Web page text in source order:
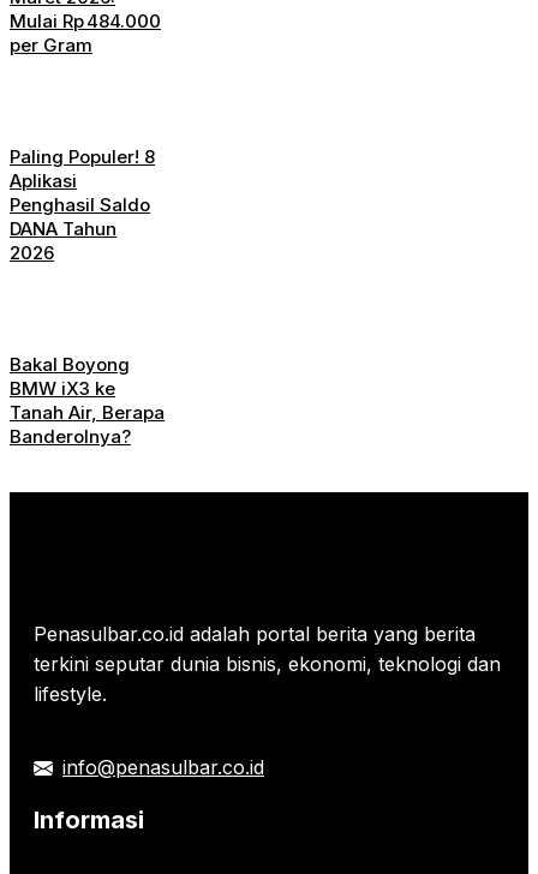
Mulai Rp 484.000
per Gram
Paling Populer! 8
Aplikasi
Penghasil Saldo
DANA Tahun
2026
Bakal Boyong
BMW iX3 ke
Tanah Air, Berapa
Banderolnya?
Penasulbar.co.id adalah portal berita yang berita
terkini seputar dunia bisnis, ekonomi, teknologi dan
lifestyle.
info@penasulbar.co.id
Informasi